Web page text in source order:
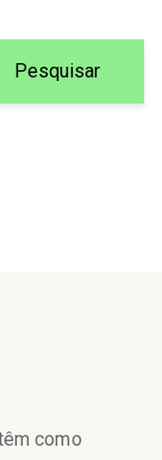
Pesquisar
como